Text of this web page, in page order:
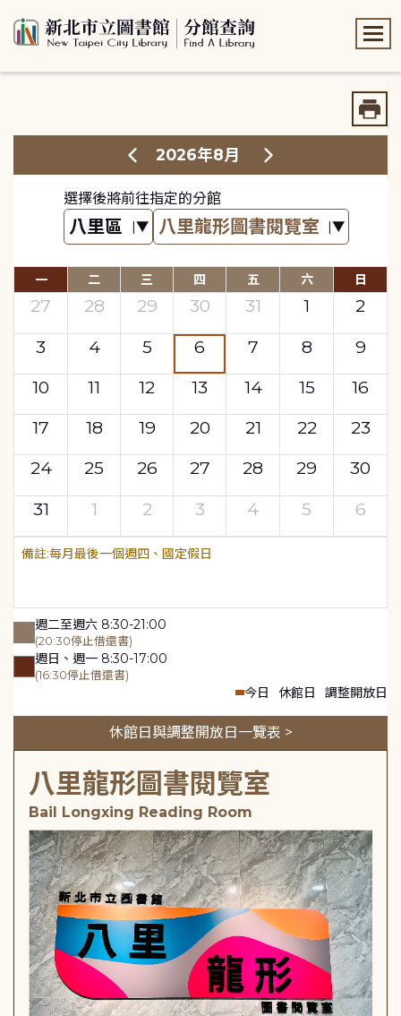
2026年8月
選擇後將前往指定的分館
一 二 三 四 五 六 日
27 28 29 30 31 1
2
3
4 5 6 7 8
9
10
11 12 13 14 15
16
17
18 19 20 21 22
23
24
25 26 27 28 29
30
31
1 2 3 4 5 6
每月最後一個週四、國定假日
週二至週六 8:30-21:00
(20:30停止借還書)
週日、週一 8:30-17:00
(16:30停止借還書)
今日 休館日 調整開放日
休館日與調整開放日一覽表 >
八里龍形圖書閱覽室
Bail Longxing Reading Room